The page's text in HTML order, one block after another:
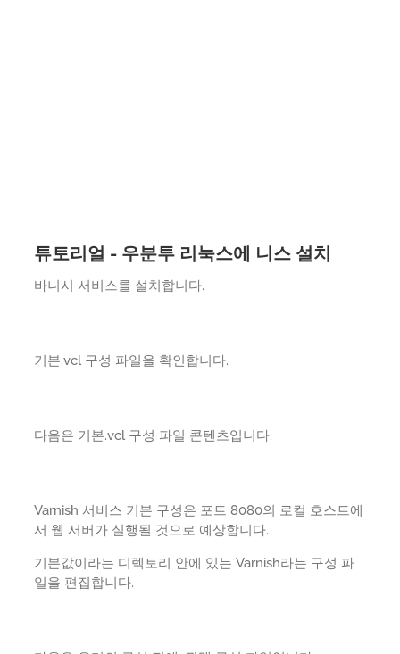
튜토리얼 - 우분투 리눅스에 니스 설치
바니시 서비스를 설치합니다.
기본.vcl 구성 파일을 확인합니다.
다음은 기본.vcl 구성 파일 콘텐츠입니다.
Varnish 서비스 기본 구성은 포트 8080의 로컬 호스트에
서 웹 서버가 실행될 것으로 예상합니다.
기본값이라는 디렉토리 안에 있는 Varnish라는 구성 파
일을 편집합니다.